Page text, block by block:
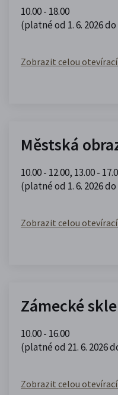
10.00 - 18.00
(platné od 1. 6. 2026 do
Zobrazit celou
Městská
10.00 - 12.00, 13.00 -
(platné od 1. 6. 2026 do
Zobrazit celou
Zámecké
10.00 - 16.00
(platné od 21. 6. 2026
Zobrazit celou